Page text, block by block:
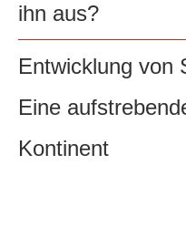
ihn aus?
Entwicklung von
Eine
Kontinent